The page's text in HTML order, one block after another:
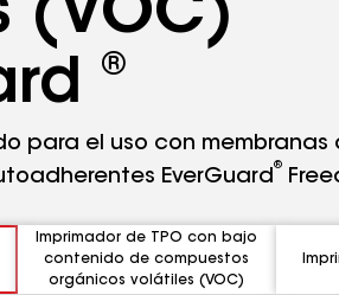
(VOC)
®
para el uso con membranas
EverGuard
®
Imprimador de TPO con bajo
contenido de compuestos
orgánicos volátiles (VOC)